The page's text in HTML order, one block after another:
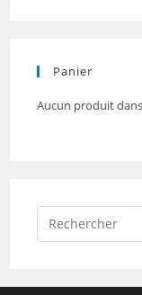
Panier
Aucun produit